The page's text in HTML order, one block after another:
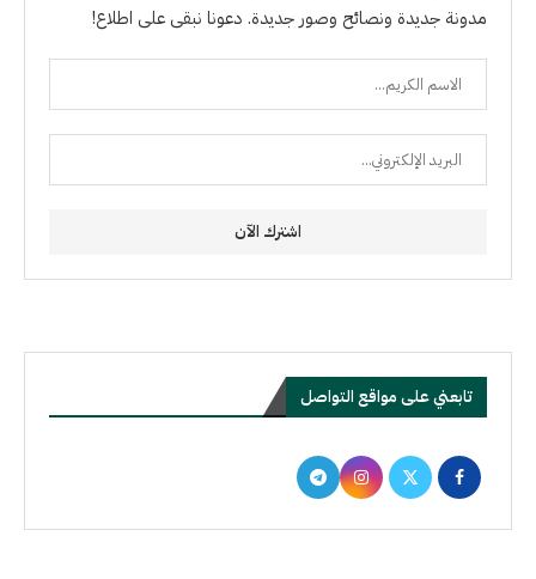
مدونة جديدة ونصائح وصور جديدة. دعونا نبقى على اطلاع!
تابعني على مواقع التواصل